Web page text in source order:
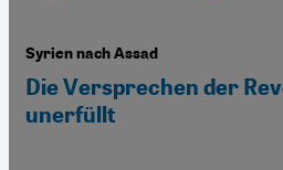
Syrien nach Assad
Die Versprechen der
unerfüllt